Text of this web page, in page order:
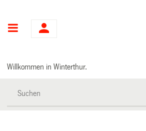
Hauptnavigation
Willkommen in Winterthur.